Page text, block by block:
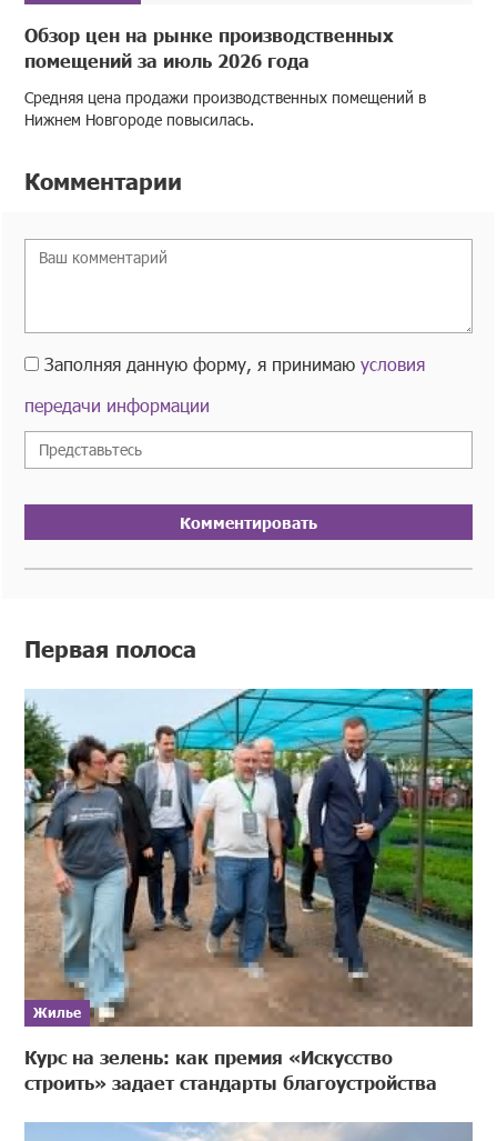
Обзор цен на рынке производственных
помещений за июль 2026 года
Средняя цена продажи производственных помещений в
Нижнем Новгороде повысилась.
Комментарии
Заполняя данную форму, я принимаюусловия
передачи информации
Комментировать
Первая полоса
Жилье
Курс на зелень: как премия «Искусство
строить» задает стандарты благоустройства